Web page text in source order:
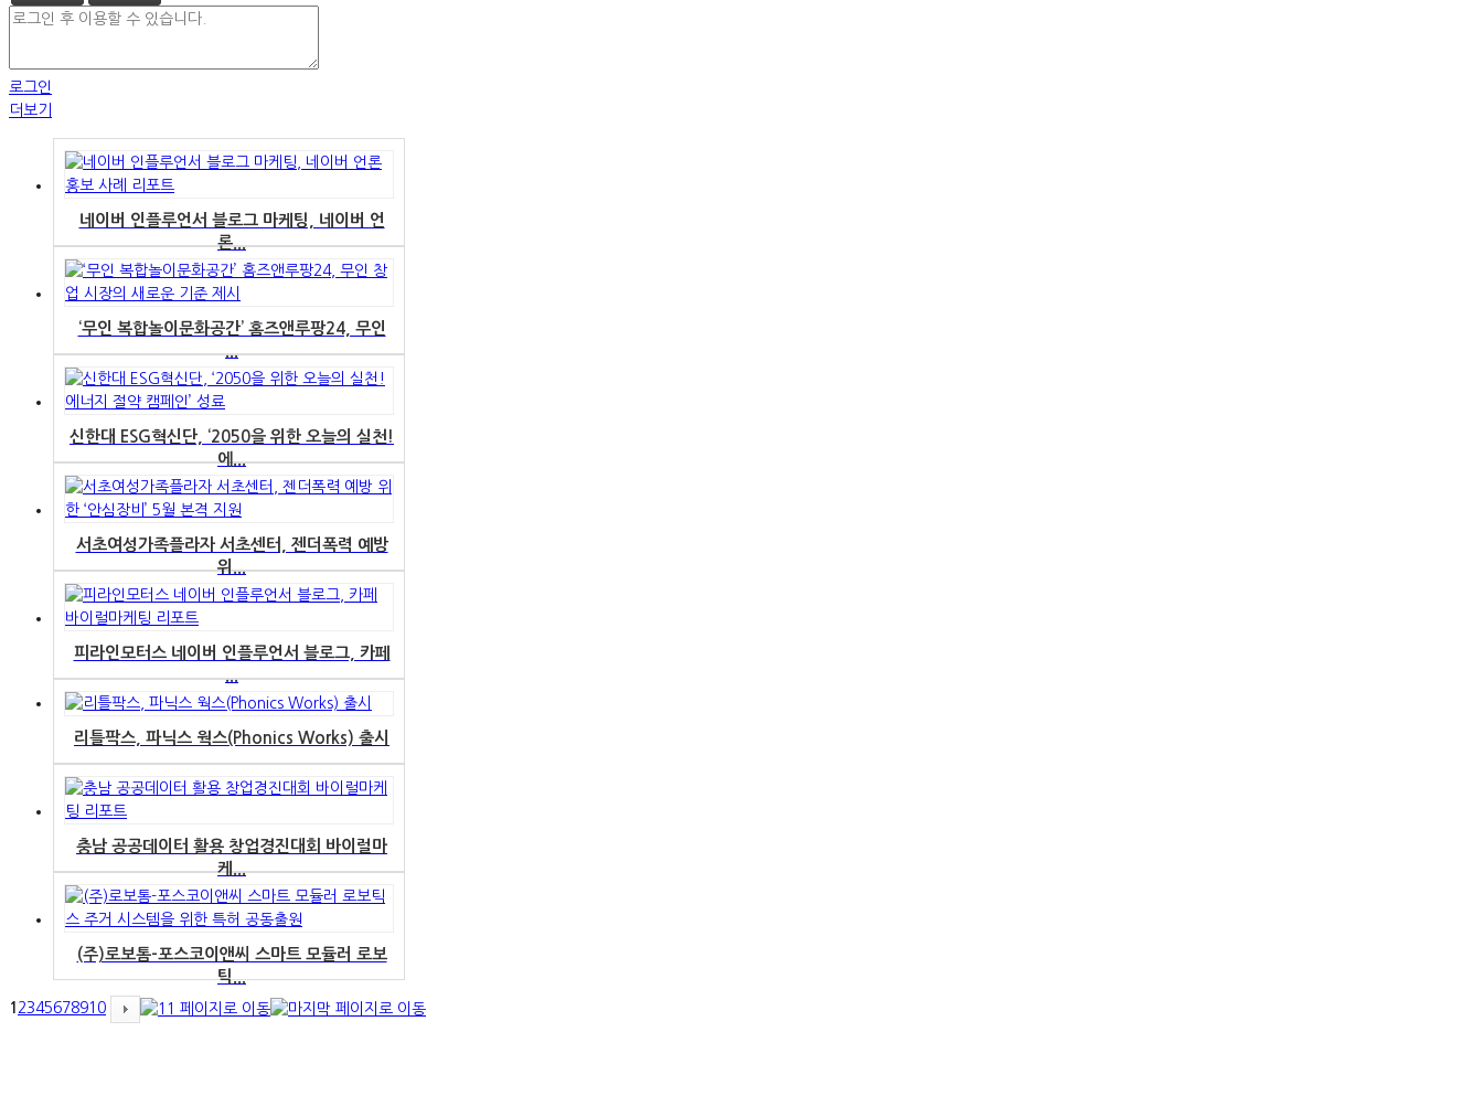
로그인
더보기
네이버 인플루언서 블로그 마케팅, 네이버 언
론...
‘무인 복합놀이문화공간’ 홈즈앤루팡24, 무인
...
신한대 ESG혁신단, ‘2050을 위한 오늘의 실천!
에...
서초여성가족플라자 서초센터, 젠더폭력 예방
위...
피라인모터스 네이버 인플루언서 블로그, 카페
...
리틀팍스, 파닉스 웍스(Phonics Works) 출시
충남 공공데이터 활용 창업경진대회 바이럴마
케...
(주)로보톰-포스코이앤씨 스마트 모듈러 로보
틱...
1 2345678910